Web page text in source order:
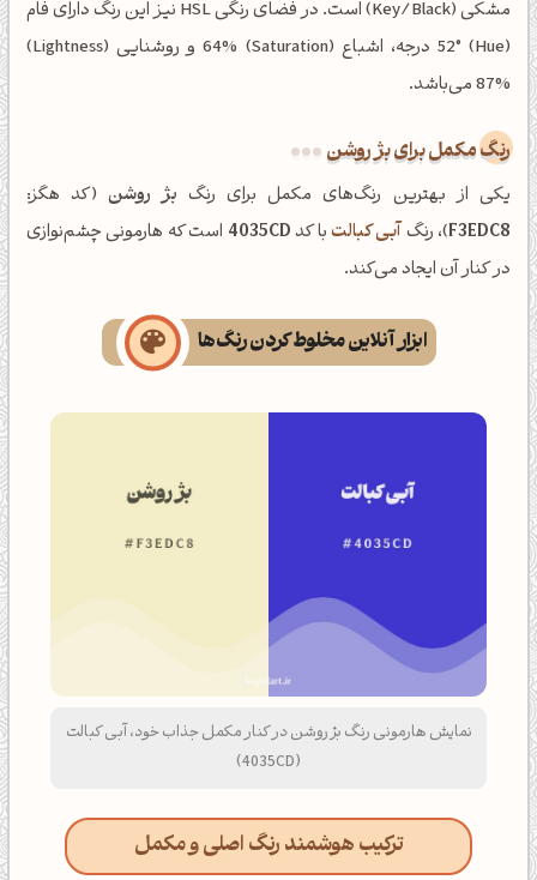
مشکی (Key/Black) است. در فضای رنگی HSL نیز این رنگ دارای فام
(Hue) 52° درجه، اشباع (Saturation) 64% و روشنایی (Lightness)
87% می‌باشد.
رنگ مکمل برای بژ روشن
یکی از بهترین رنگ‌های مکمل برای رنگ بژ روشن(کد هگز:
F3EDC8)، رنگ آبی کبالتبا کد4035CD است که هارمونی چشم‌نوازی
در کنار آن ایجاد می‌کند.
ابزار آنلاین مخلوط کردن رنگ‌ها
نمایش هارمونی رنگ بژ روشن در کنار مکمل جذاب خود، آبی کبالت
(4035CD)
ترکیب هوشمند رنگ اصلی و مکمل